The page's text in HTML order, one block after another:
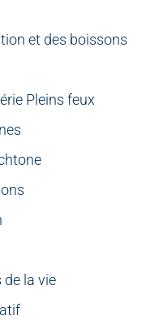
et des boissons
Pleins feux
de la vie